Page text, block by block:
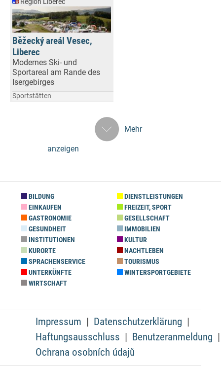
Region Liberec
Běžecký areál Vesec,
Liberec
Modernes Ski- und
Sportareal am Rande des
Isergebirges
Sportstätten
Mehr
anzeigen
BILDUNG
DIENSTLEISTUNGEN
EINKAUFEN
FREIZEIT, SPORT
GASTRONOMIE
GESELLSCHAFT
GESUNDHEIT
IMMOBILIEN
INSTITUTIONEN
KULTUR
KURORTE
NACHTLEBEN
SPRACHENSERVICE
TOURISMUS
UNTERKÜNFTE
WINTERSPORTGEBIETE
WIRTSCHAFT
Impressum
Datenschutzerklärung
Haftungsausschluss
Benutzeranmeldung
Ochrana osobních údajů